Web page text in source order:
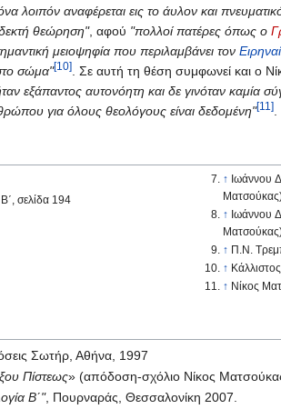
λοιπόν αναφέρεται εις το άυλον και
θεώρηση", αφού "πολλοί πατέρες όπως ο
μειοψηφία που περιλαμβάνει τον
σώμα"[10]. Σε αυτή τη θέση συμφωνεί και ο
εξάπαντος αυτονόητη και δε γινόταν καμία
για όλους θεολόγους είναι δεδομένη"[11].
σελίδα 194
↑ Ιωάννου
↑ Ιωάννου
↑ Π.Ν.
↑
↑ Νίκος
Σωτήρ, Αθήνα, 1997
Πίστεως» (απόδοση-σχόλιο Νίκος
Β΄", Πουρναράς, Θεσσαλονίκη 2007.